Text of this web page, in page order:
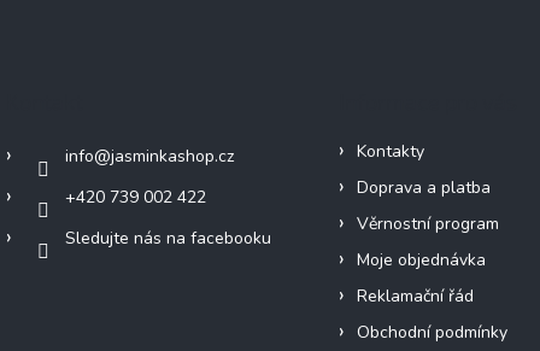
info@jasminkashop.cz
+420 739 002 422
Sledujte nás na facebooku
Kontakty
Doprava a platba
Věrnostní program
Moje objednávka
Reklamační řád
Obchodní podmínky